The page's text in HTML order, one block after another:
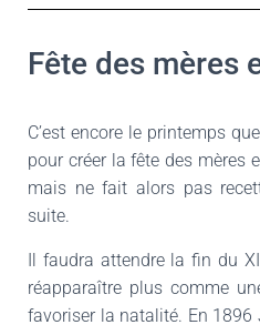
Fête des mères
C’est encore le printemps
pour créer la fête des mères
mais ne fait alors pas
suite.
Il faudra attendre la fin du
réapparaître plus comme
favoriser la natalité. En 1896